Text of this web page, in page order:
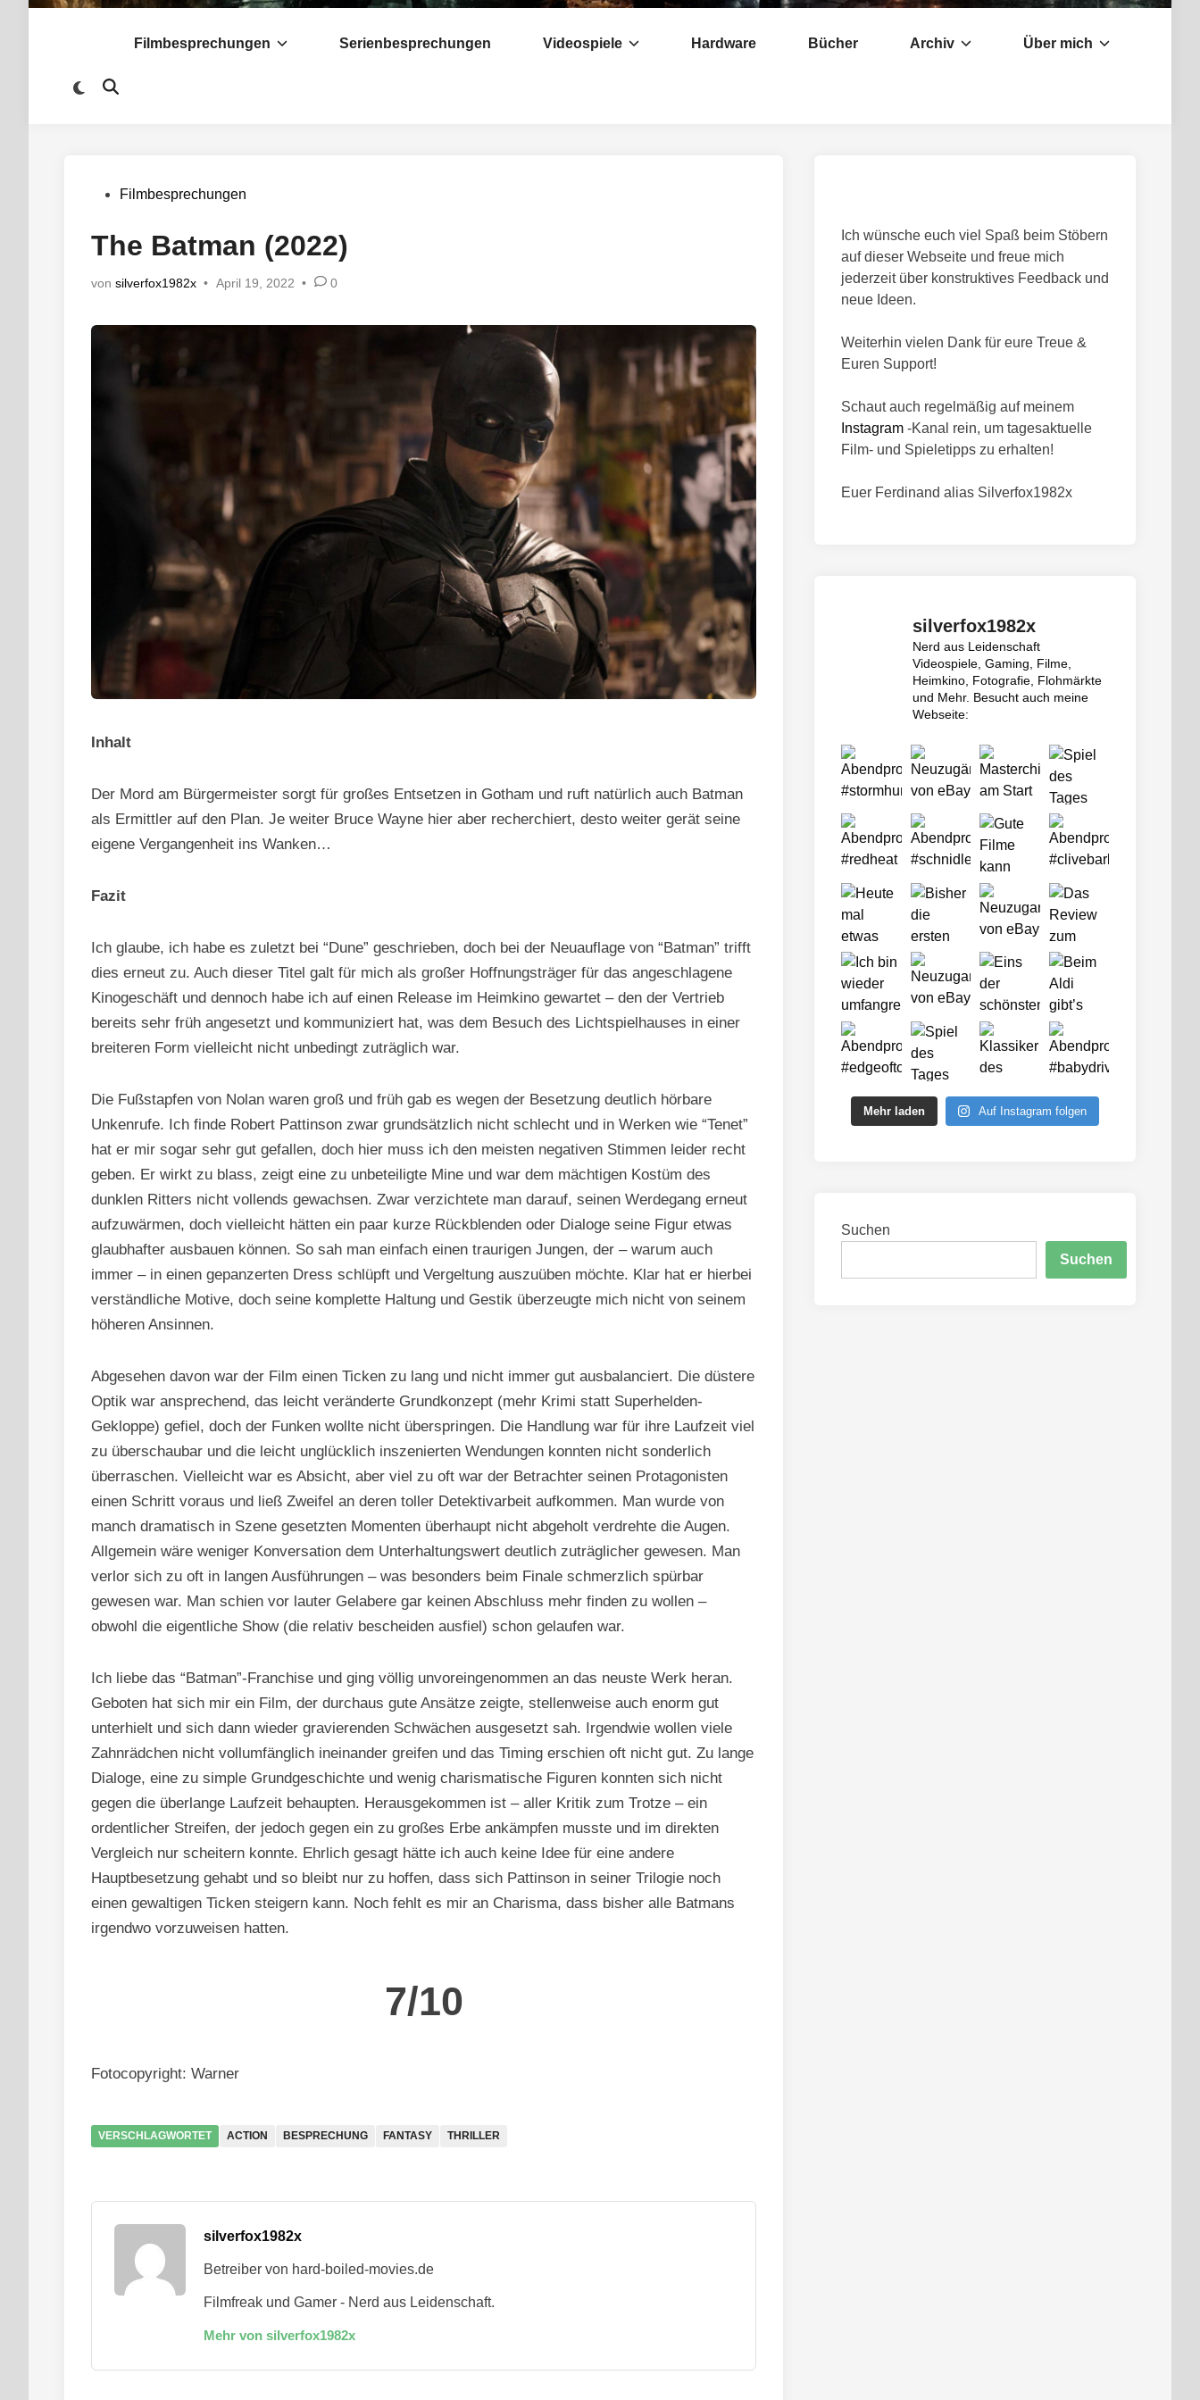
Filmbesprechungen Serienbesprechungen Videospiele Hardware Bücher Archiv Über mich
Zu
Suche
Veröffentlicht
Filmbesprechungen
The Batman (2022)
von silverfox1982x • April 19, 2022 • 0
Inhalt
Der Mord am Bürgermeister sorgt für großes Entsetzen in Gotham und ruft natürlich auch Batman
als Ermittler auf den Plan. Je weiter Bruce Wayne hier aber recherchiert, desto weiter gerät seine
eigene Vergangenheit ins Wanken…
Fazit
Ich glaube, ich habe es zuletzt bei “Dune” geschrieben, doch bei der Neuauflage von “Batman” trifft
dies erneut zu. Auch dieser Titel galt für mich als großer Hoffnungsträger für das angeschlagene
Kinogeschäft und dennoch habe ich auf einen Release im Heimkino gewartet – den der Vertrieb
bereits sehr früh angesetzt und kommuniziert hat, was dem Besuch des Lichtspielhauses in einer
breiteren Form vielleicht nicht unbedingt zuträglich war.
Die Fußstapfen von Nolan waren groß und früh gab es wegen der Besetzung deutlich hörbare
Unkenrufe. Ich finde Robert Pattinson zwar grundsätzlich nicht schlecht und in Werken wie “Tenet”
hat er mir sogar sehr gut gefallen, doch hier muss ich den meisten negativen Stimmen leider recht
geben. Er wirkt zu blass, zeigt eine zu unbeteiligte Mine und war dem mächtigen Kostüm des
dunklen Ritters nicht vollends gewachsen. Zwar verzichtete man darauf, seinen Werdegang erneut
aufzuwärmen, doch vielleicht hätten ein paar kurze Rückblenden oder Dialoge seine Figur etwas
glaubhafter ausbauen können. So sah man einfach einen traurigen Jungen, der – warum auch
immer – in einen gepanzerten Dress schlüpft und Vergeltung auszuüben möchte. Klar hat er hierbei
verständliche Motive, doch seine komplette Haltung und Gestik überzeugte mich nicht von seinem
höheren Ansinnen.
Abgesehen davon war der Film einen Ticken zu lang und nicht immer gut ausbalanciert. Die düstere
Optik war ansprechend, das leicht veränderte Grundkonzept (mehr Krimi statt Superhelden-
Gekloppe) gefiel, doch der Funken wollte nicht überspringen. Die Handlung war für ihre Laufzeit viel
zu überschaubar und die leicht unglücklich inszenierten Wendungen konnten nicht sonderlich
überraschen. Vielleicht war es Absicht, aber viel zu oft war der Betrachter seinen Protagonisten
einen Schritt voraus und ließ Zweifel an deren toller Detektivarbeit aufkommen. Man wurde von
manch dramatisch in Szene gesetzten Momenten überhaupt nicht abgeholt verdrehte die Augen.
Allgemein wäre weniger Konversation dem Unterhaltungswert deutlich zuträglicher gewesen. Man
verlor sich zu oft in langen Ausführungen – was besonders beim Finale schmerzlich spürbar
gewesen war. Man schien vor lauter Gelabere gar keinen Abschluss mehr finden zu wollen –
obwohl die eigentliche Show (die relativ bescheiden ausfiel) schon gelaufen war.
Ich liebe das “Batman”-Franchise und ging völlig unvoreingenommen an das neuste Werk heran.
Geboten hat sich mir ein Film, der durchaus gute Ansätze zeigte, stellenweise auch enorm gut
unterhielt und sich dann wieder gravierenden Schwächen ausgesetzt sah. Irgendwie wollen viele
Zahnrädchen nicht vollumfänglich ineinander greifen und das Timing erschien oft nicht gut. Zu lange
Dialoge, eine zu simple Grundgeschichte und wenig charismatische Figuren konnten sich nicht
gegen die überlange Laufzeit behaupten. Herausgekommen ist – aller Kritik zum Trotze – ein
ordentlicher Streifen, der jedoch gegen ein zu großes Erbe ankämpfen musste und im direkten
Vergleich nur scheitern konnte. Ehrlich gesagt hätte ich auch keine Idee für eine andere
Hauptbesetzung gehabt und so bleibt nur zu hoffen, dass sich Pattinson in seiner Trilogie noch
einen gewaltigen Ticken steigern kann. Noch fehlt es mir an Charisma, dass bisher alle Batmans
irgendwo vorzuweisen hatten.
7/10
Fotocopyright: Warner
VERSCHLAGWORTET ACTION BESPRECHUNG FANTASY THRILLER
silverfox1982x
Betreiber von hard-boiled-movies.de
Filmfreak und Gamer - Nerd aus Leidenschaft.
Mehr von silverfox1982x
Ich wünsche euch viel Spaß beim Stöbern
auf dieser Webseite und freue mich
jederzeit über konstruktives Feedback und
neue Ideen.
Weiterhin vielen Dank für eure Treue &
Euren Support!
Schaut auch regelmäßig auf meinem
Instagram -Kanal rein, um tagesaktuelle
Film- und Spieletipps zu erhalten!
Euer Ferdinand alias Silverfox1982x
silverfox1982x
Nerd aus Leidenschaft
Videospiele, Gaming, Filme,
Heimkino, Fotografie, Flohmärkte
und Mehr. Besucht auch meine
Webseite:
Mehr laden Auf Instagram folgen
Suchen
Suchen